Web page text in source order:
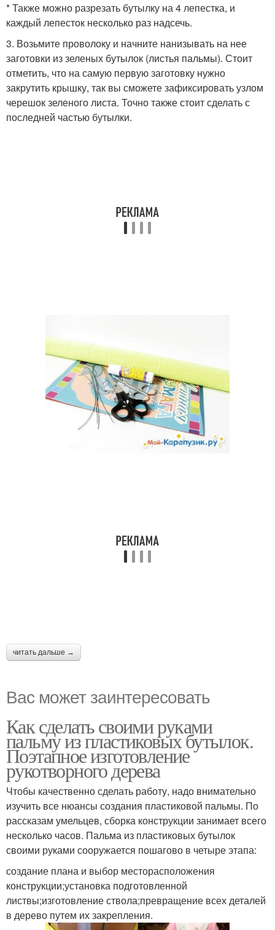
* Также можно разрезать бутылку на 4 лепестка, и
каждый лепесток несколько раз надсечь.
3. Возьмите проволоку и начните нанизывать на нее
заготовки из зеленых бутылок (листья пальмы). Стоит
отметить, что на самую первую заготовку нужно
закрутить крышку, так вы сможете зафиксировать узлом
черешок зеленого листа. Точно также стоит сделать с
последней частью бутылки.
читать дальше →
Вас может заинтересовать
Как сделать своими руками
пальму из пластиковых бутылок.
Поэтапное изготовление
рукотворного дерева
Чтобы качественно сделать работу, надо внимательно
изучить все нюансы создания пластиковой пальмы. По
рассказам умельцев, сборка конструкции занимает всего
несколько часов. Пальма из пластиковых бутылок
своими руками сооружается пошагово в четыре этапа:
создание плана и выбор месторасположения
конструкции;установка подготовленной
листвы;изготовление ствола;превращение всех деталей
в дерево путем их закрепления.